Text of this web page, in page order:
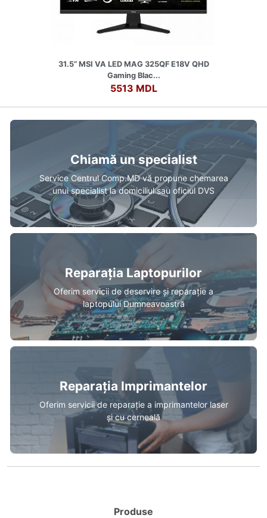
31.5” MSI VA LED MAG 325QF E18V QHD
Gaming Blac...
5513 MDL
Chiamă un specialist
Service Centrul Comp.MD vă propune chemarea
unui specialist la domiciliul sau oficiul DVS
Reparația Laptopurilor
Oferim servicii de deservire și reparație a
laptopului Dumneavoastră
Reparația Imprimantelor
Oferim servicii de reparație a imprimantelor laser
și cu cerneală
Produse